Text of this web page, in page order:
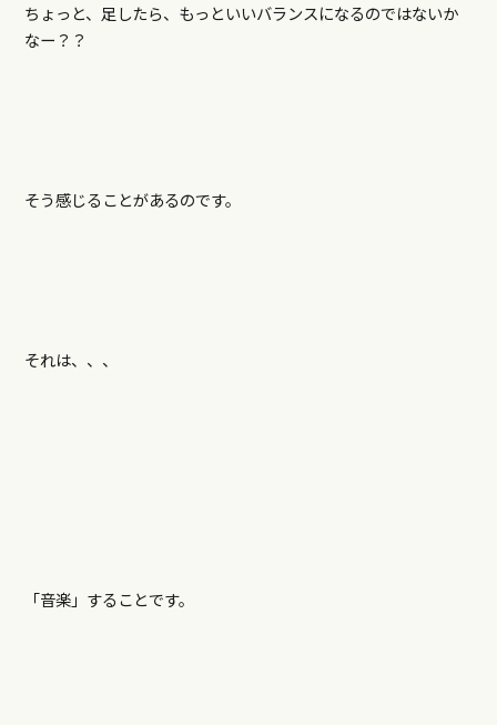
ちょっと、足したら、もっといいバランスになるのではないか
なー？？
そう感じることがあるのです。
それは、、、
「音楽」することです。